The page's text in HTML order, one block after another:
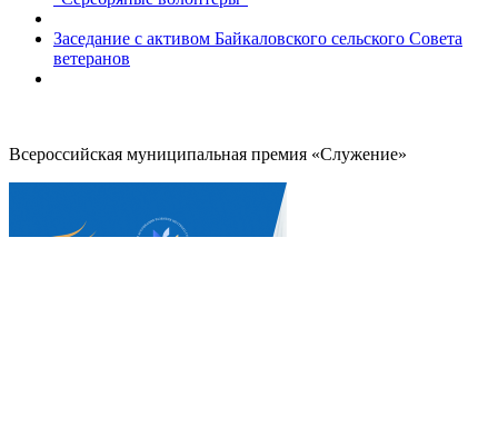
Заседание с активом Байкаловского сельского Совета
ветеранов
Всероссийская муниципальная премия «Служение»